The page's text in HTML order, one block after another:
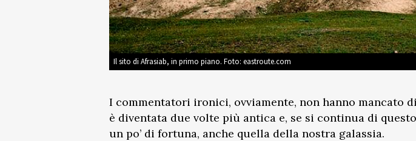
Il sito di Afrasiab, in primo piano. Foto: eastroute.com
I commentatori ironici, ovviamente, non hanno mancato
è diventata due volte più antica e, se si continua di
un po’ di fortuna, anche quella della nostra galassia.